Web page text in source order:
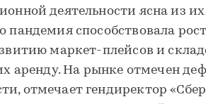
деятельности ясна из
пандемия способствовала
маркет-плейсов и
аренду. На рынке отмечен
отмечает гендиректор